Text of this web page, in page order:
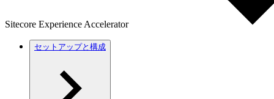
Sitecore Experience Accelerator
セットアップと構成